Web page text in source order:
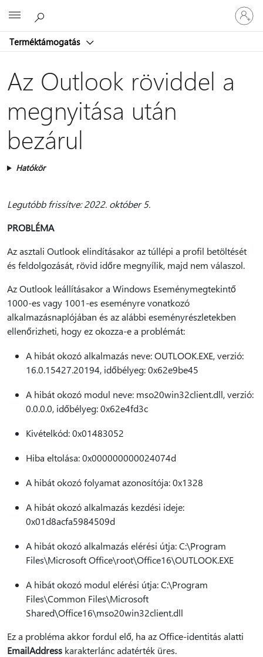
Terméktámogatás
be
a
Az Outlook röviddel a
megnyitása után
bezárul
Hatókör
Legutóbb frissítve: 2022. október 5.
PROBLÉMA
Az asztali Outlook elindításakor az túllépi a profil betöltését
és feldolgozását, rövid időre megnyílik, majd nem válaszol.
Az Outlook leállításakor a Windows Eseménymegtekintő
1000-es vagy 1001-es eseményre vonatkozó
alkalmazásnaplójában és az alábbi eseményrészletekben
ellenőrizheti, hogy ez okozza-e a problémát:
A hibát okozó alkalmazás neve: OUTLOOK.EXE, verzió:
16.0.15427.20194, időbélyeg: 0x62e9be45
A hibát okozó modul neve: mso20win32client.dll, verzió:
0.0.0.0, időbélyeg: 0x62e4fd3c
Kivételkód: 0x01483052
Hiba eltolása: 0x000000000024074d
A hibát okozó folyamat azonosítója: 0x1328
A hibát okozó alkalmazás kezdési ideje:
0x01d8acfa5984509d
A hibát okozó alkalmazás elérési útja: C:\Program
Files\Microsoft Office\root\Office16\OUTLOOK.EXE
A hibát okozó modul elérési útja: C:\Program
Files\Common Files\Microsoft
Shared\Office16\mso20win32client.dll
Ez a probléma akkor fordul elő, ha az Office-identitás alatti
EmailAddress karakterlánc adatérték üres.